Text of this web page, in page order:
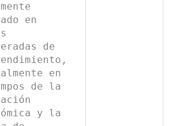
en
de
en
de la
y la